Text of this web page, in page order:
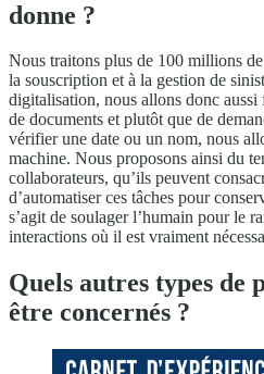
donne ?
Nous traitons plus de 100 millions
la souscription et à la gestion de
digitalisation, nous allons donc aussi
de documents et plutôt que de
vérifier une date ou un nom, nous
machine. Nous proposons ainsi du
collaborateurs, qu’ils peuvent
d’automatiser ces tâches pour
s’agit de soulager l’humain pour le
interactions où il est vraiment
Quels autres types de
être concernés ?